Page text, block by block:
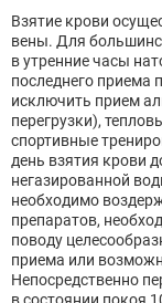
Взятие крови
вены. Для
в утренние часы
последнего приема
исключить прием
перегрузки),
спортивные
день взятия крови
негазированной
необходимо
препаратов,
поводу
приема или
Непосредственно